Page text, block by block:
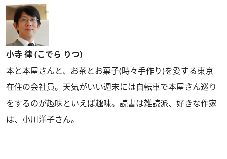
小寺 律 (こでら りつ)
本と本屋さんと、お茶とお菓子(時々手作り)を愛する東京
在住の会社員。天気がいい週末には自転車で本屋さん巡り
をするのが趣味といえば趣味。読書は雑読派、好きな作家
は、小川洋子さん。